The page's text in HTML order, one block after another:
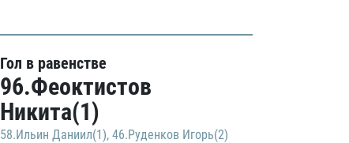
Гол в равенстве
96.Феоктистов
Никита(1)
58.Ильин Даниил(1), 46.Руденков Игорь(2)